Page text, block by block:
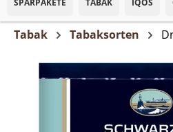
Tabak Tabaksorten